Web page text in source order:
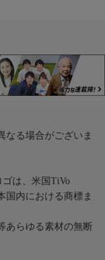
なる場合がございま
は、米国TiVo
国内における商標ま
あらゆる素材の無断